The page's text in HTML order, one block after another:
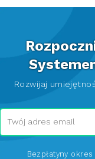
Rozwijaj
Bezpłatyny